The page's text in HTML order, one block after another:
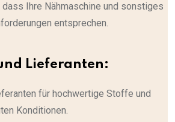
Ihre Nähmaschine und sonstiges
entsprechen.
Lieferanten:
für hochwertige Stoffe und
Konditionen.